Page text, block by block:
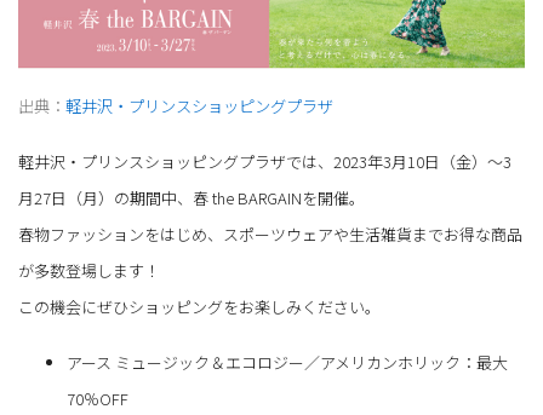
出典： 軽井沢・プリンスショッピングプラザ
軽井沢・プリンスショッピングプラザでは、2023年3月10日（金）～3
月27日（月）の期間中、春 the BARGAINを開催。
春物ファッションをはじめ、スポーツウェアや生活雑貨までお得な商品
が多数登場します！
この機会にぜひショッピングをお楽しみください。
アース ミュージック＆エコロジー／アメリカンホリック：最大
70％OFF